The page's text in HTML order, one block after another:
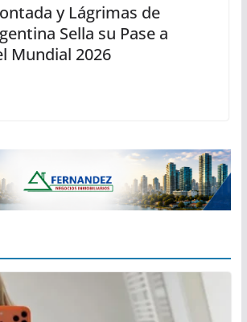
y Lágrimas de
Sella su Pase a
Mundial 2026